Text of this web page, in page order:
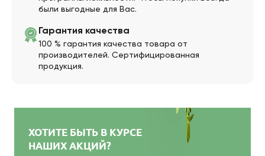
были выгодные для Вас.
Гарантия качества
100 % гарантия качества товара от
производителей. Сертифицированная
продукция.
ХОТИТЕ БЫТЬ В КУРСЕ
НАШИХ АКЦИЙ?